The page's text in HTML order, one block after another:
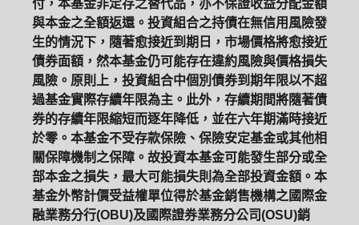
付，本基金非定存之替代品，亦不保證收益分配金額
與本金之全額返還。投資組合之持債在無信用風險發
生的情況下，隨著愈接近到期日，市場價格將愈接近
債券面額，然本基金仍可能存在違約風險與價格損失
風險。原則上，投資組合中個別債券到期年限以不超
過基金實際存續年限為主。此外，存續期間將隨著債
券的存續年限縮短而逐年降低，並在六年期滿時接近
於零。本基金不受存款保險、保險安定基金或其他相
關保障機制之保障。故投資本基金可能發生部分或全
部本金之損失，最大可能損失則為全部投資金額。本
基金外幣計價受益權單位得於基金銷售機構之國際金
融業務分行(OBU)及國際證券業務分公司(OSU)銷